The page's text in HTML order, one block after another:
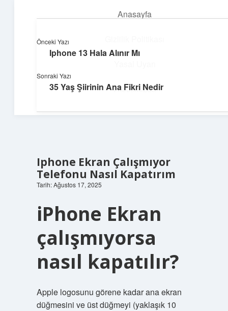
Anasayfa
Hakkımızda
Işıltılı önerilerle hayatını canlandır!
Iphone Ekran Çalışmıyor
Telefonu Nasıl Kapatırım
Tarih: Ağustos 17, 2025
iPhone Ekran
çalışmıyorsa
nasıl kapatılır?
Apple logosunu görene kadar ana ekran
düğmesini ve üst düğmeyi (yaklaşık 10
Önceki Yazı
Iphone 13 Hala Alınır Mı
Sonraki Yazı
35 Yaş Şiirinin Ana Fikri Nedir